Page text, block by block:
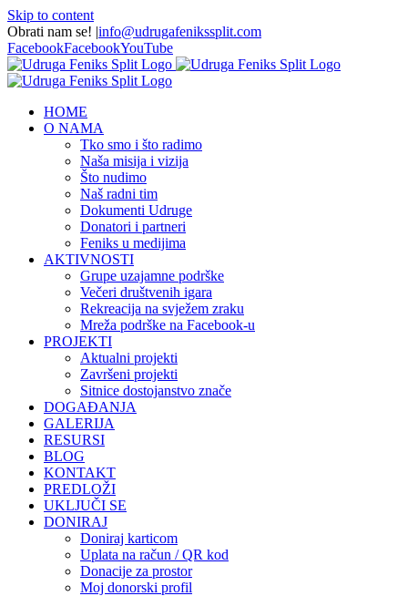
Skip to content
Obrati nam se! |info@udrugafenikssplit.com
FacebookFacebookYouTube
HOME
O NAMA
Tko smo i što radimo
Naša misija i vizija
Što nudimo
Naš radni tim
Dokumenti Udruge
Donatori i partneri
Feniks u medijima
AKTIVNOSTI
Grupe uzajamne podrške
Večeri društvenih igara
Rekreacija na svježem zraku
Mreža podrške na Facebook-u
PROJEKTI
Aktualni projekti
Završeni projekti
Sitnice dostojanstvo znače
DOGAĐANJA
GALERIJA
RESURSI
BLOG
KONTAKT
PREDLOŽI
UKLJUČI SE
DONIRAJ
Doniraj karticom
Uplata na račun / QR kod
Donacije za prostor
Moj donorski profil